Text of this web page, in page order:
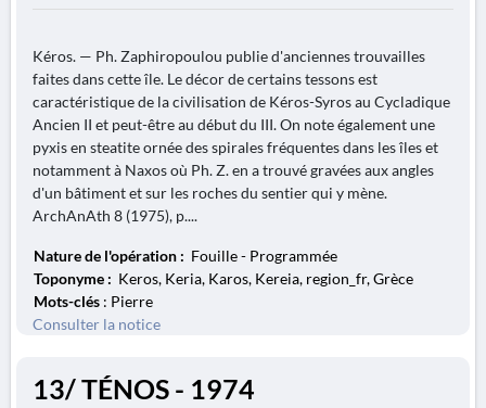
Kéros. — Ph. Zaphiropoulou publie d'anciennes trouvailles
faites dans cette île. Le décor de certains tessons est
caractéristique de la civilisation de Kéros-Syros au Cycladique
Ancien II et peut-être au début du III. On note également une
pyxis en steatite ornée des spirales fréquentes dans les îles et
notamment à Naxos où Ph. Z. en a trouvé gravées aux angles
d'un bâtiment et sur les roches du sentier qui y mène.
ArchAnAth 8 (1975), p....
Nature de l'opération : Fouille - Programmée
Toponyme : Keros, Keria, Karos, Kereia, region_fr, Grèce
Mots-clés : Pierre
Consulter la notice
13/ TÉNOS - 1974